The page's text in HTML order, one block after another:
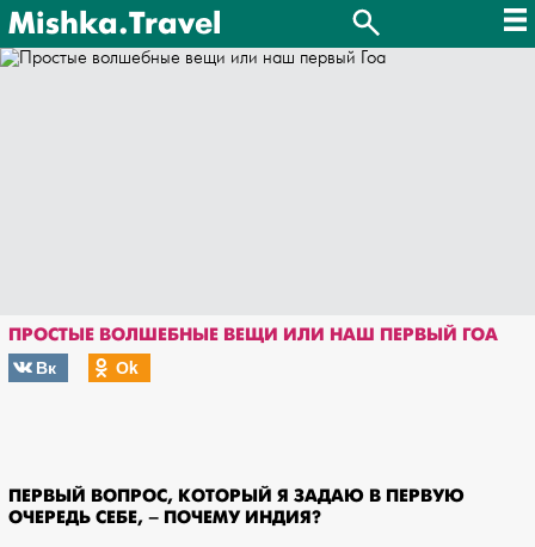
Mishka.Travel
ПРОСТЫЕ ВОЛШЕБНЫЕ ВЕЩИ ИЛИ НАШ ПЕРВЫЙ ГОА
Вк
Оk
ПЕРВЫЙ ВОПРОС, КОТОРЫЙ Я ЗАДАЮ В ПЕРВУЮ
ОЧЕРЕДЬ СЕБЕ, – ПОЧЕМУ ИНДИЯ?